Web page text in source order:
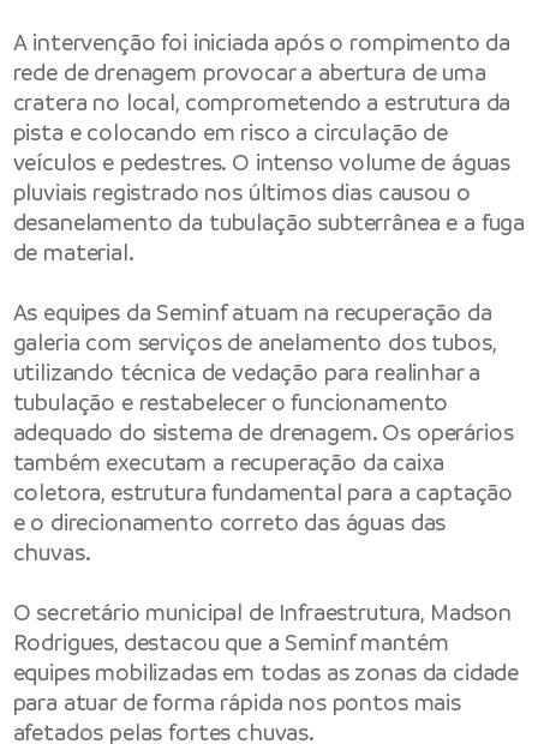
A intervenção foi iniciada após o rompimento da
rede de drenagem provocar a abertura de uma
cratera no local, comprometendo a estrutura da
pista e colocando em risco a circulação de
veículos e pedestres. O intenso volume de águas
pluviais registrado nos últimos dias causou o
desanelamento da tubulação subterrânea e a fuga
de material.
As equipes da Seminf atuam na recuperação da
galeria com serviços de anelamento dos tubos,
utilizando técnica de vedação para realinhar a
tubulação e restabelecer o funcionamento
adequado do sistema de drenagem. Os operários
também executam a recuperação da caixa
coletora, estrutura fundamental para a captação
e o direcionamento correto das águas das
chuvas.
O secretário municipal de Infraestrutura, Madson
Rodrigues, destacou que a Seminf mantém
equipes mobilizadas em todas as zonas da cidade
para atuar de forma rápida nos pontos mais
afetados pelas fortes chuvas.